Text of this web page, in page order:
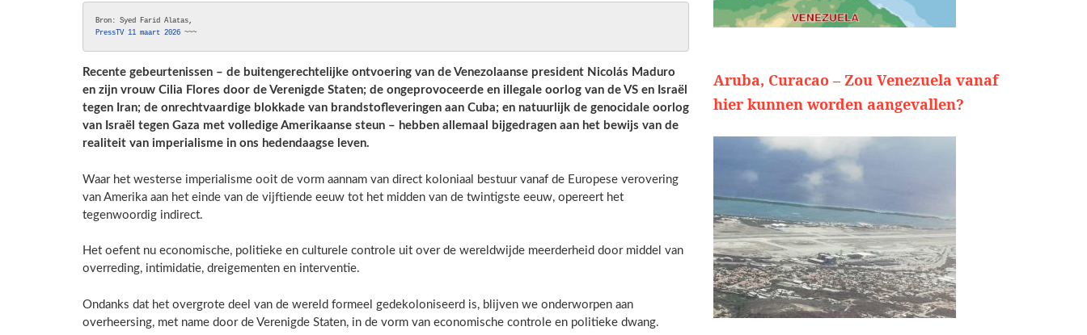
Bron: Syed Farid Alatas,
PressTV 11 maart 2026 ~~~
Recente gebeurtenissen – de buitengerechtelijke ontvoering van de Venezolaanse president Nicolás Maduro
en zijn vrouw Cilia Flores door de Verenigde Staten; de ongeprovoceerde en illegale oorlog van de VS en Israël
tegen Iran; de onrechtvaardige blokkade van brandstofleveringen aan Cuba; en natuurlijk de genocidale oorlog
van Israël tegen Gaza met volledige Amerikaanse steun – hebben allemaal bijgedragen aan het bewijs van de
realiteit van imperialisme in ons hedendaagse leven.
Waar het westerse imperialisme ooit de vorm aannam van direct koloniaal bestuur vanaf de Europese verovering
van Amerika aan het einde van de vijftiende eeuw tot het midden van de twintigste eeuw, opereert het
tegenwoordig indirect.
Het oefent nu economische, politieke en culturele controle uit over de wereldwijde meerderheid door middel van
overreding, intimidatie, dreigementen en interventie.
Ondanks dat het overgrote deel van de wereld formeel gedekoloniseerd is, blijven we onderworpen aan
overheersing, met name door de Verenigde Staten, in de vorm van economische controle en politieke dwang.
Aruba, Curacao – Zou Venezuela vanaf
hier kunnen worden aangevallen?